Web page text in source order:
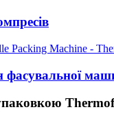
фасувальної